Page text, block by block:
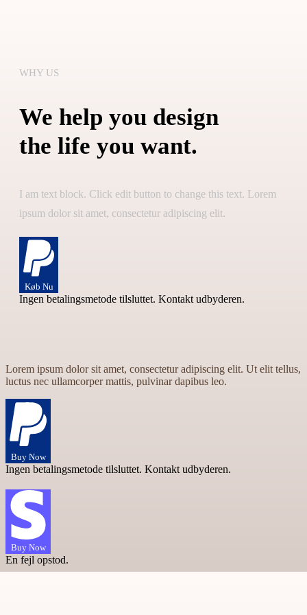
WHY US
We help you design
the life you want.
I am text block. Click edit button to change this text. Lorem
ipsum dolor sit amet, consectetur adipiscing elit.
Køb Nu
Ingen betalingsmetode tilsluttet. Kontakt udbyderen.
Lorem ipsum dolor sit amet, consectetur adipiscing elit. Ut elit tellus,
luctus nec ullamcorper mattis, pulvinar dapibus leo.
Buy Now
Ingen betalingsmetode tilsluttet. Kontakt udbyderen.
Buy Now
En fejl opstod.